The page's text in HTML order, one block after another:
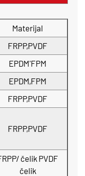
Materijal
FRPP,PVDF
EPDM'FPM
EPDM,FPM
FRPP,PVDF
FRPP,PVDF
čelik PVDF
čelik